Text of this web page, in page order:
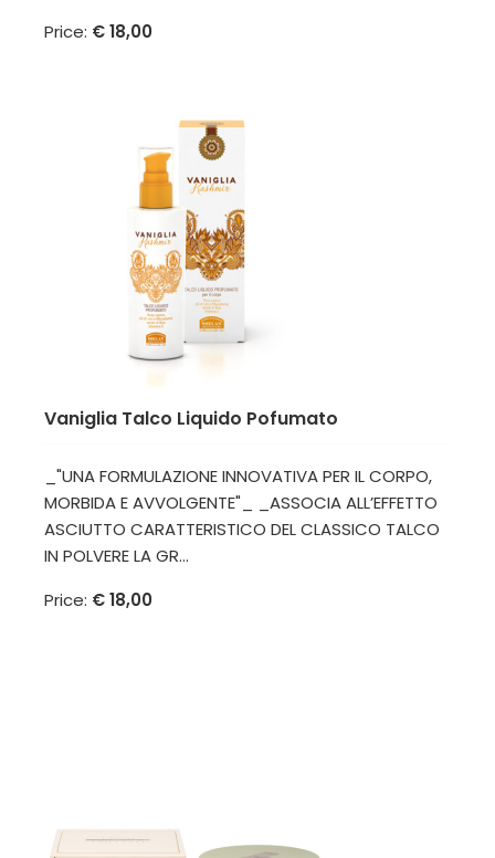
Price: € 18,00
Vaniglia Talco Liquido Pofumato
_"UNA FORMULAZIONE INNOVATIVA PER IL CORPO,
MORBIDA E AVVOLGENTE"_ _ASSOCIA ALL’EFFETTO
ASCIUTTO CARATTERISTICO DEL CLASSICO TALCO
IN POLVERE LA GR...
Price: € 18,00